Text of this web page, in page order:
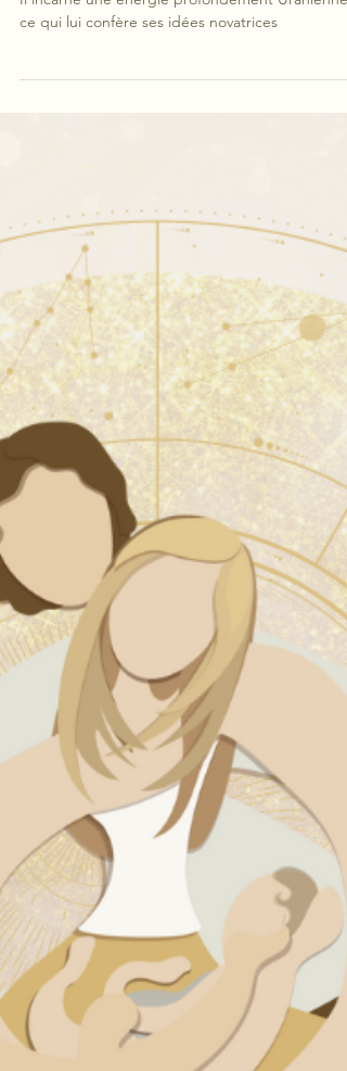
Abraham Lincoln, est Verseau ascendant Verseau.
Il incarne une énergie profondément Uranienne